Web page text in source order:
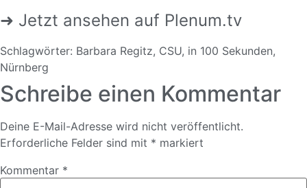
➜ Jetzt ansehen auf Plenum.tv
Schlagwörter: Barbara Regitz, CSU, in 100 Sekunden,
Nürnberg
Schreibe einen Kommentar
Deine E-Mail-Adresse wird nicht veröffentlicht.
Erforderliche Felder sind mit * markiert
Kommentar *